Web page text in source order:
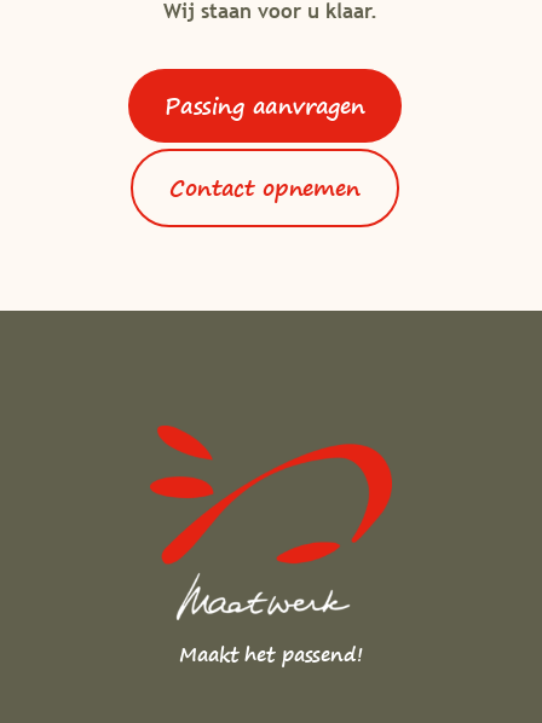
Wij staan voor u klaar.
Passing aanvragen
Contact opnemen
Maakt het passend!